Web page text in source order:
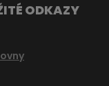
ODKAZY